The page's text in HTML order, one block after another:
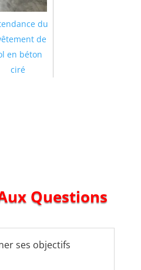
du
de
en béton
ciré
Questions
ses objectifs